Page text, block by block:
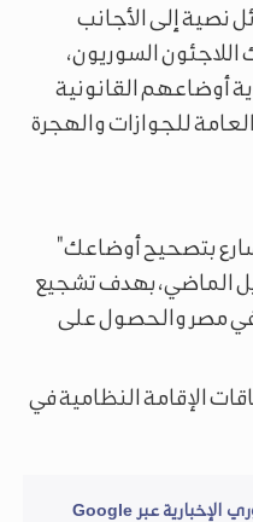
نصية إلى الأجانب
اللاجئون السوريون،
أوضاعهم القانونية
للجوازات والهجرة
بتصحيح أوضاعك"
الماضي، بهدف تشجيع
مصر والحصول على
الإقامة النظامية في
تابعوا آخر أخبار وكالة السوري الإخبارية عبر Google